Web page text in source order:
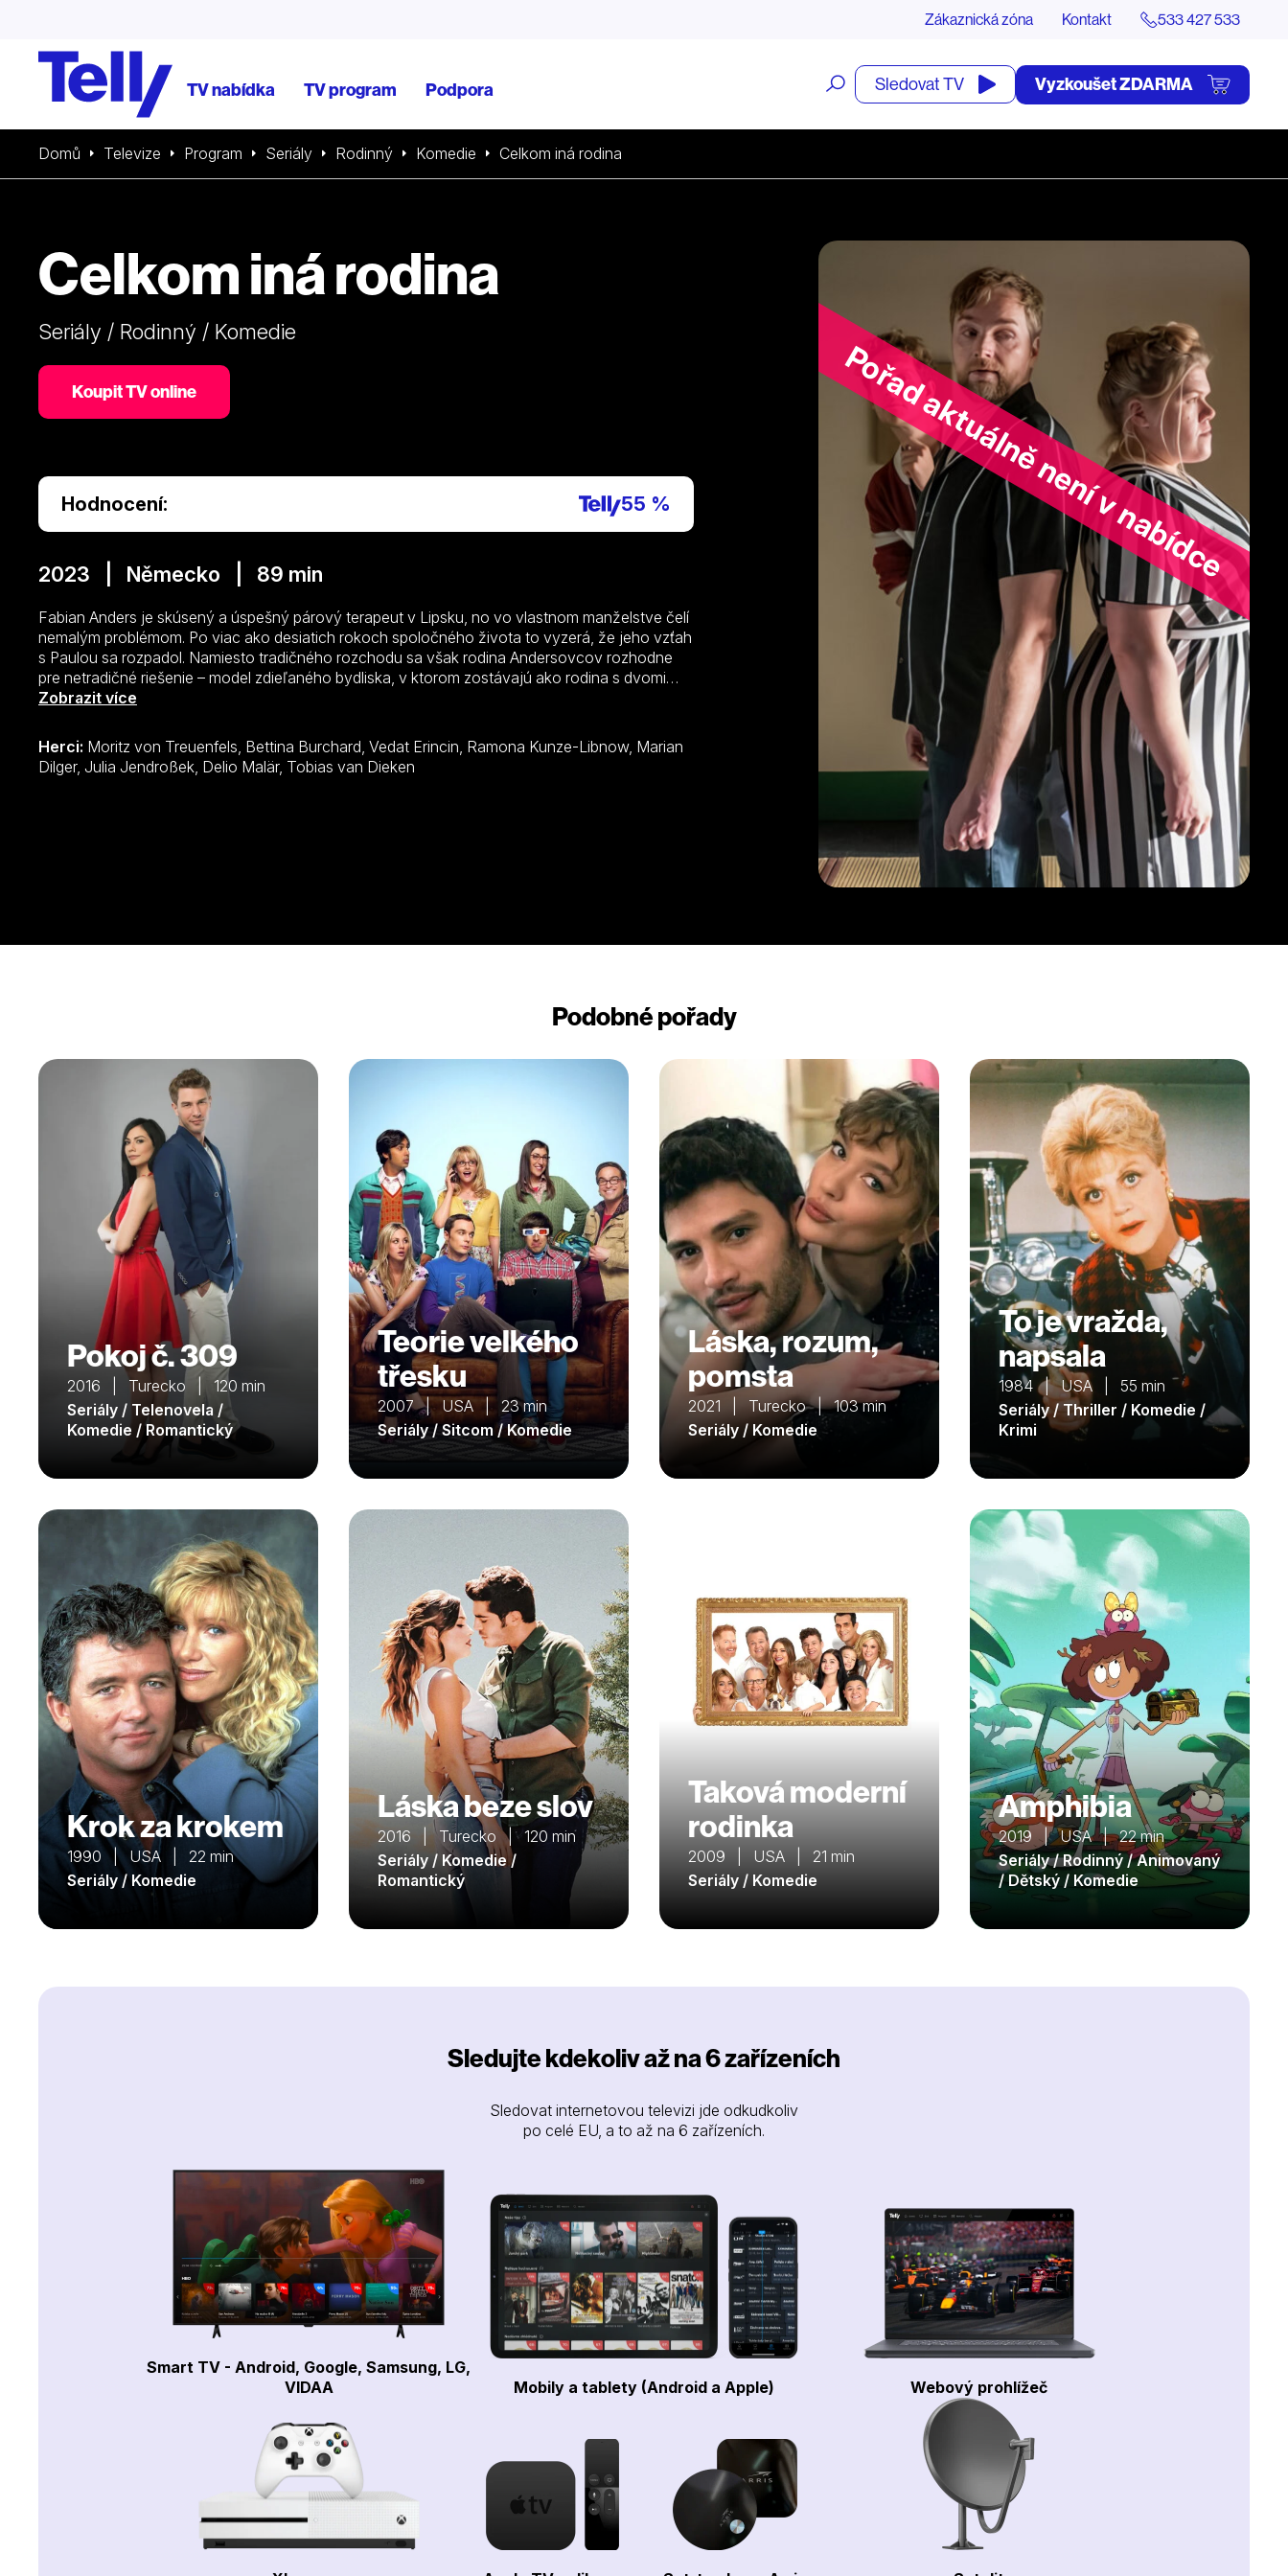
Zákaznická zóna Kontakt 533 427 533
TV nabídka TV program Podpora
Otevřít
vyhledávání
Sledovat TV Vyzkoušet ZDARMA
Domů Televize Program Seriály Rodinný Komedie Celkom iná rodina
Pořad aktuálně není v nabídce
Celkom iná rodina
Seriály / Rodinný / Komedie
Koupit TV online
Hodnocení: 55 %
2023 | Německo | 89 min
Fabian Anders je skúsený a úspešný párový terapeut v Lipsku, no vo vlastnom manželstve čelí
nemalým problémom. Po viac ako desiatich rokoch spoločného života to vyzerá, že jeho vzťah
s Paulou sa rozpadol. Namiesto tradičného rozchodu sa však rodina Andersovcov rozhodne
pre netradičné riešenie – model zdieľaného bydliska, v ktorom zostávajú ako rodina s dvomi
deťmi pod jednou strechou.
Zobrazit více
Herci:
Dilger, Julia Jendroßek, Delio Malär, Tobias van Dieken
Podobné pořady
Pokoj č. 309
2016 | Turecko | 120 min
Seriály / Telenovela /
Komedie / Romantický
Teorie velkého
třesku
2007 | USA | 23 min
Seriály / Sitcom / Komedie
Láska, rozum,
pomsta
2021 | Turecko | 103 min
Seriály / Komedie
To je vražda,
napsala
1984 | USA | 55 min
Seriály / Thriller / Komedie /
Krimi
Krok za krokem
1990 | USA | 22 min
Seriály / Komedie
Láska beze slov
2016 | Turecko | 120 min
Seriály / Komedie /
Romantický
Taková moderní
rodinka
2009 | USA | 21 min
Seriály / Komedie
Amphibia
2019 | USA | 22 min
Seriály / Rodinný / Animovaný
/ Dětský / Komedie
Sledujte kdekoliv až na 6 zařízeních
Sledovat internetovou televizi jde odkudkoliv
po celé EU, a to až na 6 zařízeních.
Smart TV - Android, Google, Samsung, LG,
VIDAA
Mobily a tablety (Android a Apple) Webový prohlížeč